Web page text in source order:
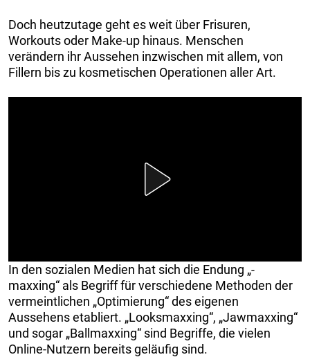
Doch heutzutage geht es weit über Frisuren,
Workouts oder Make-up hinaus. Menschen
verändern ihr Aussehen inzwischen mit allem, von
Fillern bis zu kosmetischen Operationen aller Art.
In den sozialen Medien hat sich die Endung „-
maxxing“ als Begriff für verschiedene Methoden der
vermeintlichen „Optimierung“ des eigenen
Aussehens etabliert. „Looksmaxxing“, „Jawmaxxing“
und sogar „Ballmaxxing“ sind Begriffe, die vielen
Online-Nutzern bereits geläufig sind.